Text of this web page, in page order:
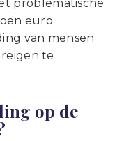
problematische
euro
van mensen
te
op de